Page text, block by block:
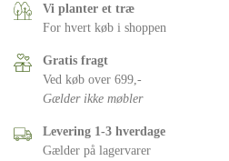
Vi planter et træ
For hvert køb i shoppen
Gratis fragt
Ved køb over 699,-
Gælder ikke møbler
Levering 1-3 hverdage
Gælder på lagervarer